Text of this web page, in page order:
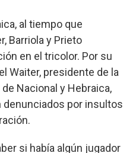
al tiempo que
Barriola y Prieto
en el tricolor. Por su
Waiter, presidente de la
Nacional y Hebraica,
por insultos
si había algún jugador